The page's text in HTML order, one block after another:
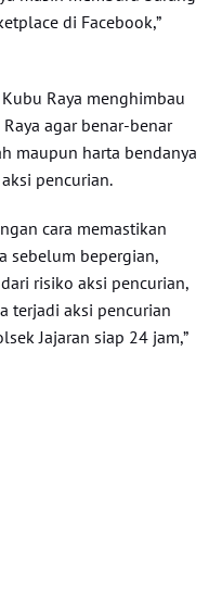
di Facebook,”
Raya menghimbau
agar benar-benar
maupun harta bendanya
pencurian.
cara memastikan
sebelum bepergian,
risiko aksi pencurian,
terjadi aksi pencurian
Jajaran siap 24 jam,”